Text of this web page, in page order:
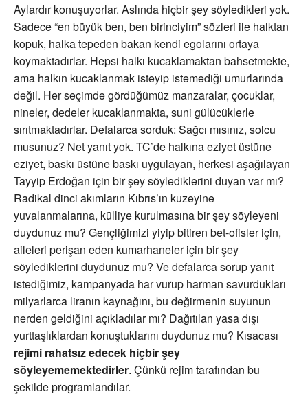
Aylardır konuşuyorlar. Aslında hiçbir şey söyledikleri yok.
Sadece “en büyük ben, ben birinciyim” sözleri ile halktan
kopuk, halka tepeden bakan kendi egolarını ortaya
koymaktadırlar. Hepsi halkı kucaklamaktan bahsetmekte,
ama halkın kucaklanmak isteyip istemediği umurlarında
değil. Her seçimde gördüğümüz manzaralar, çocuklar,
nineler, dedeler kucaklanmakta, suni gülücüklerle
sırıtmaktadırlar. Defalarca sorduk: Sağcı mısınız, solcu
musunuz? Net yanıt yok. TC’de halkına eziyet üstüne
eziyet, baskı üstüne baskı uygulayan, herkesi aşağılayan
Tayyip Erdoğan için bir şey söylediklerini duyan var mı?
Radikal dinci akımların Kıbrıs’ın kuzeyine
yuvalanmalarına, külliye kurulmasına bir şey söyleyeni
duydunuz mu? Gençliğimizi yiyip bitiren bet-ofisler için,
aileleri perişan eden kumarhaneler için bir şey
söylediklerini duydunuz mu? Ve defalarca sorup yanıt
istediğimiz, kampanyada har vurup harman savurdukları
milyarlarca liranın kaynağını, bu değirmenin suyunun
nerden geldiğini açıkladılar mı? Dağıtılan yasa dışı
yurttaşlıklardan konuştuklarını duydunuz mu? Kısacası
rejimi rahatsız edecek hiçbir şey
söyleyememektedirler. Çünkü rejim tarafından bu
şekilde programlandılar.